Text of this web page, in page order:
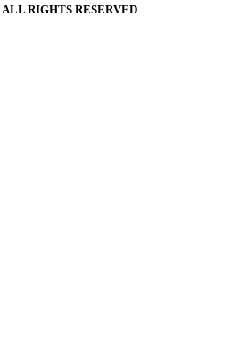
RIGHTS RESERVED